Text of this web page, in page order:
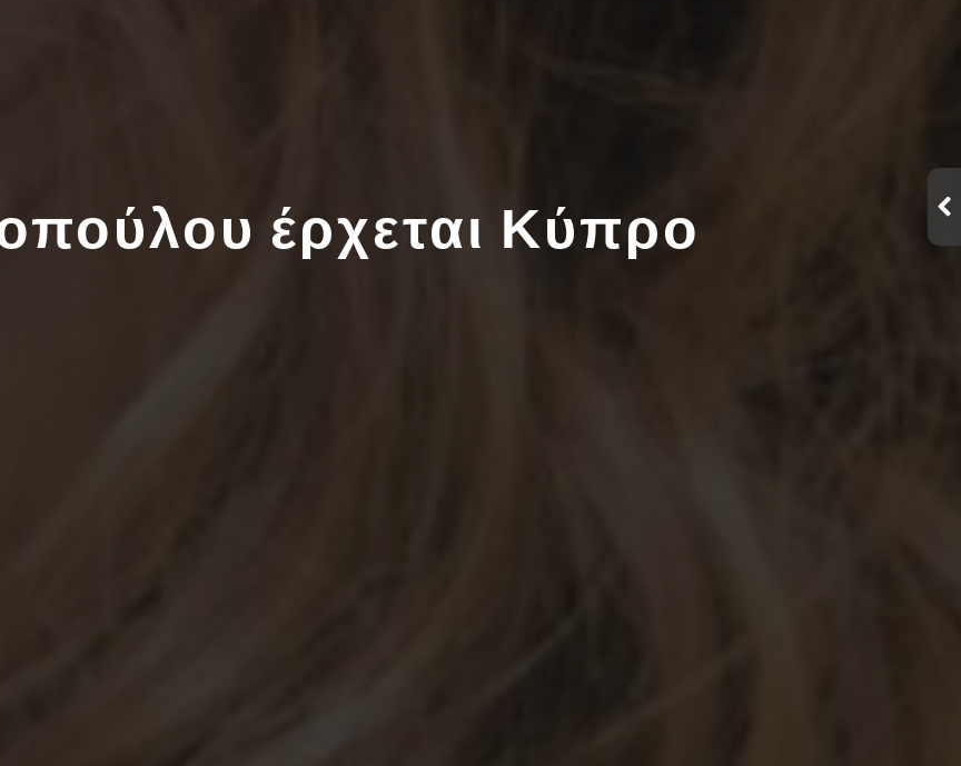
έρχεται Κύπρο